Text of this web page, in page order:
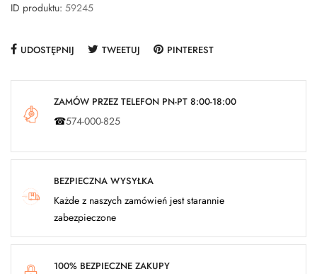
ID produktu: 59245
UDOSTĘPNIJ TWEETUJ PINTEREST
ZAMÓW PRZEZ TELEFON PN-PT 8:00-18:00
☎574-000-825
BEZPIECZNA WYSYŁKA
Każde z naszych zamówień jest starannie
zabezpieczone
100% BEZPIECZNE ZAKUPY